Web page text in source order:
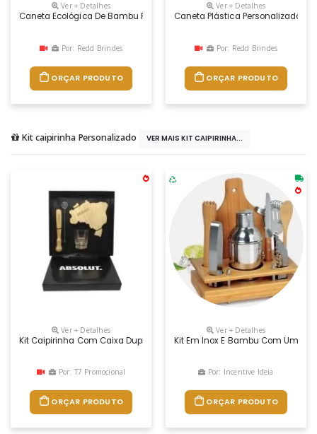
Ver + Detalhes
Caneta Ecológica De Bambu Personalizada
Por: Redd Brindes
ORÇAR PRODUTO
Ver + Detalhes
Caneta Plástica Personalizada
Por: Redd Brindes
ORÇAR PRODUTO
Kit caipirinha Personalizado VER MAIS KIT CAIPIRINHA...
Ver + Detalhes
Kit Caipirinha Com Caixa Duplex, Tábua De Madeira Em Formato Do
Por: T7 Promocional
ORÇAR PRODUTO
Ver + Detalhes
Kit Em Inox E Bambu Com Uma
Por: Incentive Ideia
ORÇAR PRODUTO